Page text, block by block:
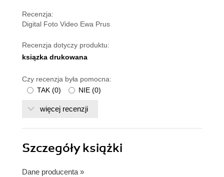
Recenzja:
Digital Foto Video Ewa Prus
Recenzja dotyczy produktu:
ksiązka drukowana
Czy recenzja była pomocna:
TAK (0) NIE (0)
więcej recenzji
Szczegółyksiążki
Dane producenta »